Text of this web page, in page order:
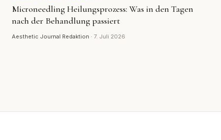
Microneedling Heilungsprozess: Was in den Tagen
nach der Behandlung passiert
Aesthetic Journal Redaktion · 7. Juli 2026